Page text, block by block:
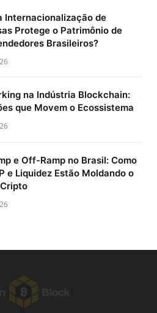
Internacionalização de
Protege o Patrimônio de
Brasileiros?
na Indústria Blockchain:
que Movem o Ecossistema
e Off-Ramp no Brasil: Como
e Liquidez Estão Moldando o